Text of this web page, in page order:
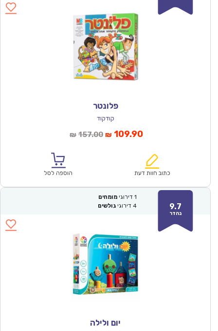
פלונטר
קודקוד
₪ 157.00המחיר
₪157.00.
₪ 109.90המחיר
הוא:
כתוב חוות דעת הוספה לסל
9.7
נהדר
1 דירוגי מומחים
4 דירוגי גולשים
יום ולילה